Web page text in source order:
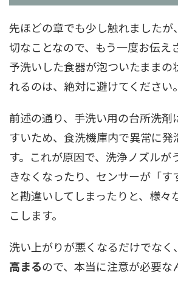
先ほどの章でも少し触れましたが
切なことなので、もう一度お伝え
予洗いした食器が泡ついたままの
れるのは、絶対に避けてください。
前述の通り、手洗い用の台所洗剤
すいため、食洗機庫内で異常に発
す。これが原因で、洗浄ノズルが
きなくなったり、センサーが「す
と勘違いしてしまったりと、様々
こします。
洗い上がりが悪くなるだけでなく、
高まるので、本当に注意が必要な